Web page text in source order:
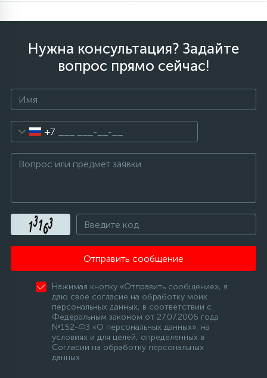
Нужна консультация? Задайте
вопрос прямо сейчас!
+7
Отправить сообщение
Нажимая кнопку «Отправить сообщение», я
даю свое согласие на обработку моих
персональных данных, в соответствии с
Федеральным законом от 27.07.2006 года
№152-ФЗ «О персональных данных», на
условиях и для целей, определенных в
Согласии на обработку персональных
данных